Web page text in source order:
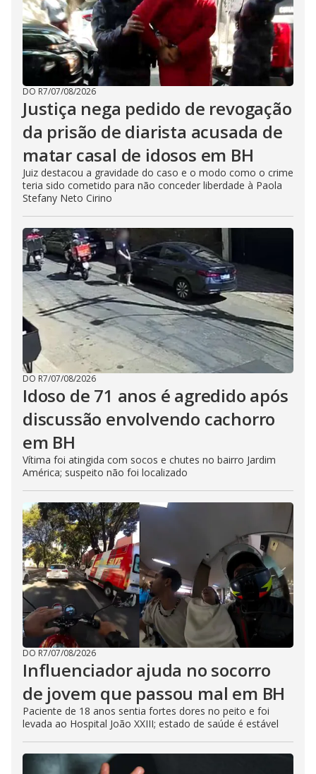
DO R7/07/08/2026
Justiça nega pedido de revogação
da prisão de diarista acusada de
matar casal de idosos em BH
Juiz destacou a gravidade do caso e o modo como o crime
teria sido cometido para não conceder liberdade à Paola
Stefany Neto Cirino
DO R7/07/08/2026
Idoso de 71 anos é agredido após
discussão envolvendo cachorro
em BH
Vítima foi atingida com socos e chutes no bairro Jardim
América; suspeito não foi localizado
DO R7/07/08/2026
Influenciador ajuda no socorro
de jovem que passou mal em BH
Paciente de 18 anos sentia fortes dores no peito e foi
levada ao Hospital João XXIII; estado de saúde é estável